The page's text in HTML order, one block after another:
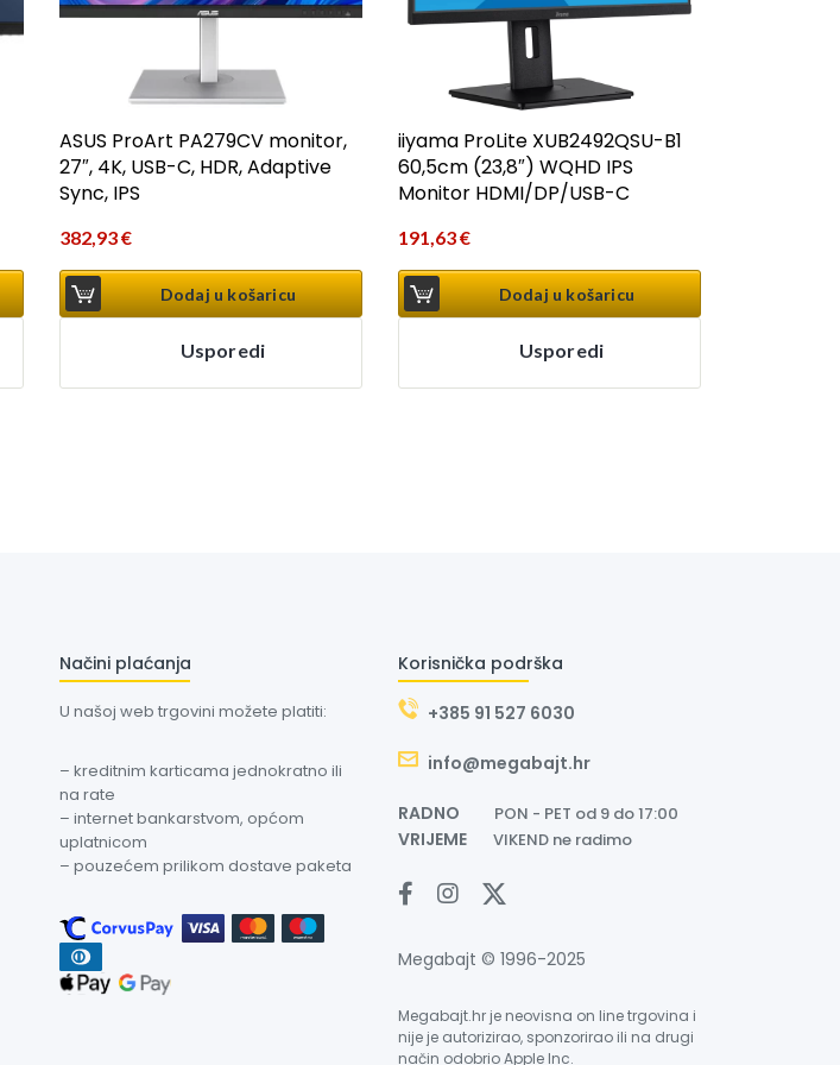
ASUS ProArt PA279CV monitor,
27″, 4K, USB-C, HDR, Adaptive
Sync, IPS
382,93€
Dodaj u košaricu
Usporedi
iiyama ProLite XUB2492QSU-B1
60,5cm (23,8″) WQHD IPS
Monitor HDMI/DP/USB-C
191,63€
Dodaj u košaricu
Usporedi
Načini plaćanja
U našoj web trgovini možete platiti:
– kreditnim karticama jednokratno ili
na rate
– internet bankarstvom, općom
uplatnicom
– pouzećem prilikom dostave paketa
Korisnička podrška
+385 91 527 6030
info@megabajt.hr
RADNO PON - PET od 9 do 17:00
VRIJEME VIKEND ne radimo
Megabajt © 1996-2025
Megabajt.hr je neovisna on line trgovina i
nije je autorizirao, sponzorirao ili na drugi
način odobrio Apple Inc.